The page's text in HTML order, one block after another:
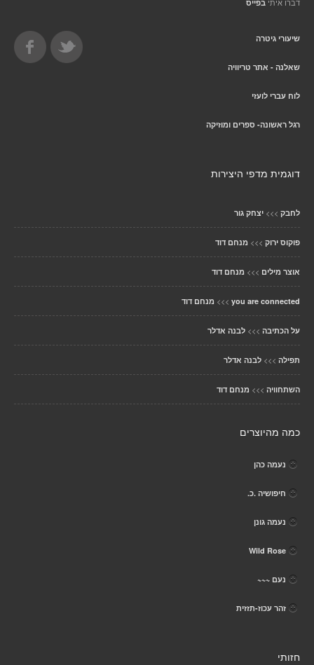
בפייס
שיעורי גיטרה
שאלנה - אתר טריוויה
לוח עברי לועזי
רגל ראשונה- ספרים ומוזיקה
דוגמית מדפי היצירות
לחבק >>> יצחק גור
פוקוס ירוק >>> מנחם דוד
אוצר מילים >>> מנחם דוד
you are connected
>>> מנחם דוד
על הכתיבה >>> לבנה אדלר
תפילה >>> לבנה אדלר
השתחוויה >>> מנחם דוד
כמה מהיוצרים
נעמה כהן
חיפושיה .כ.
נעמה גונן
Wild Rose
נעם ~~~
זהר עכוז-תזזית
חזותי